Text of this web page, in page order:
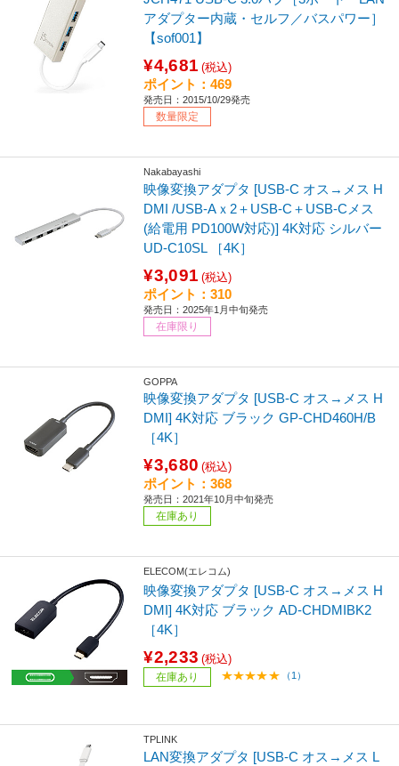
アダプター内蔵・セルフ／バスパワー］
【sof001】
¥4,681 (税込)
ポイント：469
発売日：2015/10/29発売
数量限定
Nakabayashi
映像変換アダプタ [USB-C オス→メス H
DMI /USB-Aｘ2＋USB-C＋USB-Cメス
(給電用 PD100W対応)] 4K対応 シルバー
UD-C10SL ［4K］
¥3,091 (税込)
ポイント：310
発売日：2025年1月中旬発売
在庫限り
GOPPA
映像変換アダプタ [USB-C オス→メス H
DMI] 4K対応 ブラック GP-CHD460H/B
［4K］
¥3,680 (税込)
ポイント：368
発売日：2021年10月中旬発売
在庫あり
ELECOM(エレコム)
映像変換アダプタ [USB-C オス→メス H
DMI] 4K対応 ブラック AD-CHDMIBK2
［4K］
¥2,233 (税込)
在庫あり （1）
TPLINK
LAN変換アダプタ [USB-C オス→メス L